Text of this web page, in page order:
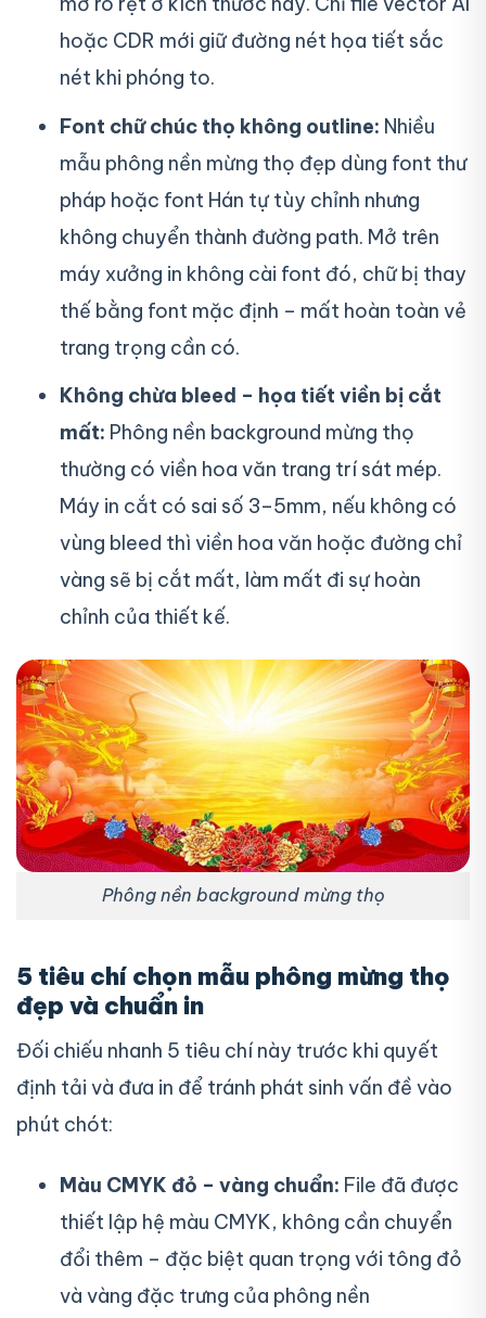
hoặc CDR mới giữ đường nét họa tiết sắc
nét khi phóng to.
Font chữ chúc thọ không outline: Nhiều
mẫu phông nền mừng thọ đẹp dùng font thư
pháp hoặc font Hán tự tùy chỉnh nhưng
không chuyển thành đường path. Mở trên
máy xưởng in không cài font đó, chữ bị thay
thế bằng font mặc định – mất hoàn toàn vẻ
trang trọng cần có.
Không chừa bleed – họa tiết viền bị cắt
mất: Phông nền background mừng thọ
thường có viền hoa văn trang trí sát mép.
Máy in cắt có sai số 3–5mm, nếu không có
vùng bleed thì viền hoa văn hoặc đường chỉ
vàng sẽ bị cắt mất, làm mất đi sự hoàn
chỉnh của thiết kế.
Phông nền background mừng thọ
5 tiêu chí chọn mẫu phông mừng thọ
đẹp và chuẩn in
Đối chiếu nhanh 5 tiêu chí này trước khi quyết
định tải và đưa in để tránh phát sinh vấn đề vào
phút chót:
Màu CMYK đỏ – vàng chuẩn: File đã được
thiết lập hệ màu CMYK, không cần chuyển
đổi thêm – đặc biệt quan trọng với tông đỏ
và vàng đặc trưng của phông nền